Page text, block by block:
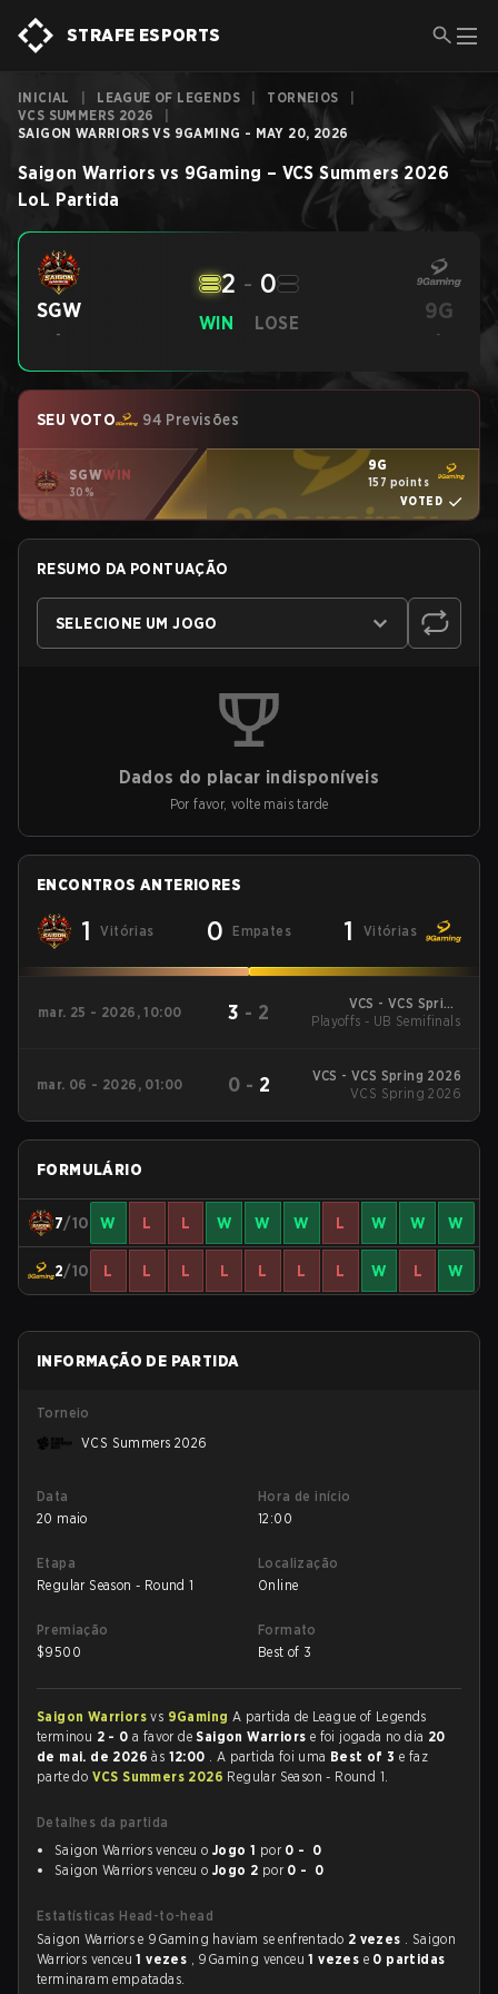
STRAFE ESPORTS
INICIAL LEAGUE OF LEGENDS TORNEIOS
VCS SUMMERS 2026
SAIGON WARRIORS VS 9GAMING - MAY 20, 2026
Saigon Warriors vs 9Gaming – VCS Summers 2026
LoL Partida
SGW
-
WIN
2 - 0
LOSE 9G
-
SEU VOTO 94 Previsões
SGWWIN
30%
9G
157 points
VOTED
RESUMO DA PONTUAÇÃO
SELECIONE UM JOGO
Dados do placar indisponíveis
Por favor, volte mais tarde
ENCONTROS ANTERIORES
1 Vitórias 0 Empates 1 Vitórias
mar. 25 - 2026, 10:00 3 - 2
VCS - VCS Spring
2026
Playoffs - UB Semifinals
mar. 06 - 2026, 01:00 0 - 2
VCS - VCS Spring 2026
VCS Spring 2026
FORMULÁRIO
7/10 W L L W W W L W W W
2/10 L L L L L L L W L W
INFORMAÇÃO DE PARTIDA
Torneio
VCS Summers 2026
Data
20 maio
Hora de início
12:00
Etapa
Regular Season - Round 1
Localização
Online
Premiação
$9500
Formato
Best of 3
Saigon Warriorsvs 9Gaming A partida de League of Legends
terminou 2 - 0 a favor deSaigon Warriors e foi jogada no dia 20
de mai. de 2026às 12:00 . A partida foi uma Best of 3e faz
parte do VCS Summers 2026 Regular Season - Round 1.
Detalhes da partida
Saigon Warriors venceu o Jogo 1 por 0 - 0
Saigon Warriors venceu o Jogo 2 por 0 - 0
Estatísticas Head-to-head
Saigon Warriors e 9Gaming haviam se enfrentado 2 vezes . Saigon
Warriors venceu1 vezes , 9Gaming venceu1 vezes e 0 partidas
terminaram empatadas.